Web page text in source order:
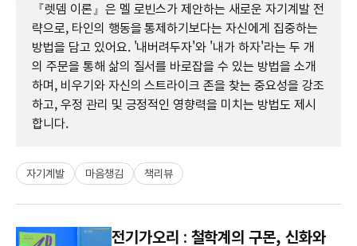
『렛뎀 이론』은 멜 로빈스가 제안하는 새로운 자기계발 전
략으로, 타인의 행동을 통제하기보다는 자신에게 집중하는
방법을 담고 있어요. '내버려두자'와 '내가 하자'라는 두 개
의 주문을 통해 삶의 질서를 바로잡을 수 있는 방법을 소개
하며, 비우기와 자신의 스트라이크 존을 찾는 중요성을 강조
하고, 우정 관리 및 긍정적인 영향력을 미치는 방법도 제시
합니다.
자기계발 마음챙김 책리뷰
전기가오리 : 철학계의 구몬, 신화와